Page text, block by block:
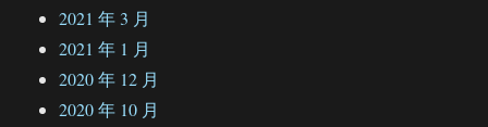
2021 年 3 月
2021 年 1 月
2020 年 12 月
2020 年 10 月